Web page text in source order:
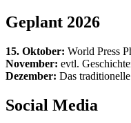
Geplant 2026
15. Oktober: World Press
November: evtl.
Dezember: Das
Social Media